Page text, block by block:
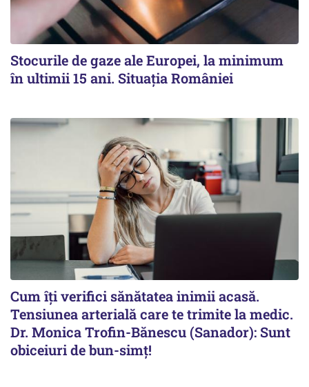
Stocurile de gaze ale Europei, la minimum
în ultimii 15 ani. Situația României
Cum îți verifici sănătatea inimii acasă.
Tensiunea arterială care te trimite la medic.
Dr. Monica Trofin-Bănescu (Sanador): Sunt
obiceiuri de bun-simț!